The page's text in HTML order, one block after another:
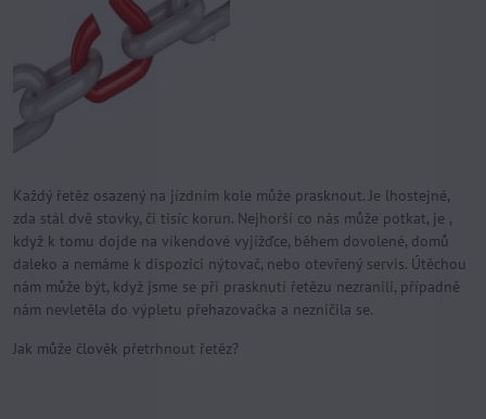
Každý řetěz osazený na jízdním kole může prasknout. Je lhostejné,
zda stál dvě stovky, či tisíc korun. Nejhorší co nás může potkat, je ,
když k tomu dojde na víkendové vyjížďce, během dovolené, domů
daleko a nemáme k dispozici nýtovač, nebo otevřený servis. Útěchou
nám může být, když jsme se při prasknutí řetězu nezranili, případně
nám nevletěla do výpletu přehazovačka a nezničila se.
Jak může člověk přetrhnout řetěz?